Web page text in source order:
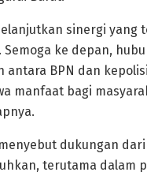
sinergi yang
ke depan,
antara BPN dan
manfaat bagi
dukungan
terutama dalam